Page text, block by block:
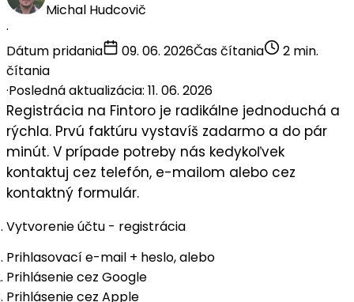
Michal Hudcovič
·
Dátum pridania
09. 06. 2026Čas čítania
2 min.
čítania
·Posledná aktualizácia: 11. 06. 2026
Registrácia na Fintoro je radikálne jednoduchá a
rýchla. Prvú faktúru vystavíš zadarmo a do pár
minút. V prípade potreby nás kedykoľvek
kontaktuj cez telefón, e-mailom alebo cez
kontaktný formulár.
Vytvorenie účtu - registrácia
Prihlasovací e-mail + heslo, alebo
Prihlásenie cez Google
Prihlásenie cez Apple